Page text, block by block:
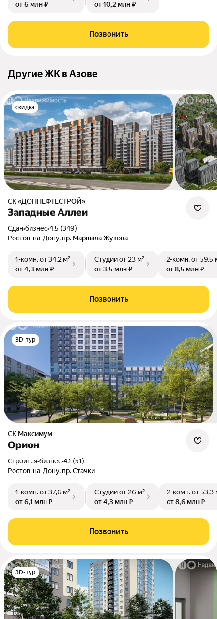
от 6 млн ₽
от 10,2 млн ₽
Позвонить
Другие ЖК в Азове
скидка
СК «ДОННЕФТЕСТРОЙ»
Западные Аллеи
Сдан•бизнес•4.5 (349)
Ростов-на-Дону, пр. Маршала Жукова
1-комн.от 34,2 м²
от 4,3 млн ₽
Студииот 23 м²
от 3,5 млн ₽
2-комн.от 59,5
от 8,5 млн ₽
Позвонить
3D-тур
СК Максимум
Орион
Строится•бизнес•4.1 (51)
Ростов-на-Дону, пр. Стачки
1-комн.от 37,6 м²
от 6,1 млн ₽
Студииот 26 м²
от 4,3 млн ₽
2-комн.от 53,3
от 8,6 млн ₽
Позвонить
3D-тур